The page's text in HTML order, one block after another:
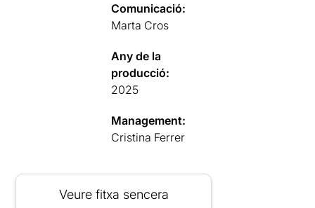
Comunicació:
Marta Cros
Any de la
producció:
2025
Management:
Cristina Ferrer
Veure fitxa sencera